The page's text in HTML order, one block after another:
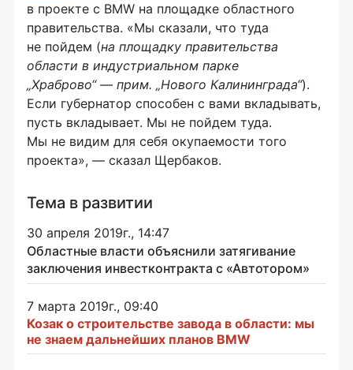
в проекте с BMW на площадке областного
правительства. «Мы сказали, что туда
не пойдем (на площадку правительства
области в индустриальном парке
„Храброво“ — прим. „Нового Калининграда“).
Если губернатор способен с вами вкладывать,
пусть вкладывает. Мы не пойдем туда.
Мы не видим для себя окупаемости того
проекта», — сказал Щербаков.
Тема в развитии
30 апреля 2019г., 14:47
Областные власти объяснили затягивание
заключения инвестконтракта с «Автотором»
7 марта 2019г., 09:40
Козак о строительстве завода в области: мы
не знаем дальнейших планов BMW